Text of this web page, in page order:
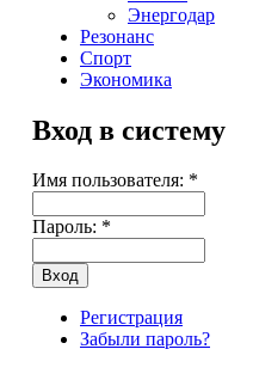
Энергодар
Резонанс
Спорт
Экономика
Вход в систему
Имя пользователя: *
Пароль: *
Регистрация
Забыли пароль?